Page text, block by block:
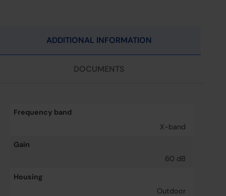
ADDITIONAL INFORMATION
DOCUMENTS
Frequency band
X-band
Gain
60 dB
Housing
Outdoor